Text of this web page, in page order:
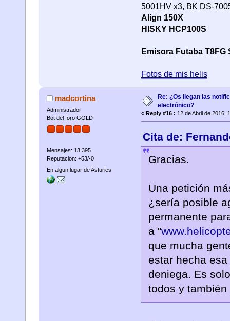
5001HV x3, BK DS-
Align 150X
HISKY HCP100S
Emisora Futaba T8FG
Fotos de mis helis
madcortina
Administrador
Bot del foro GOLD
Mensajes: 13.395
Reputacion: +53/-0
En algun lugar de Asturies
Re: ¿Os llegan las
electrónico?
« Reply #16 : 12 de Abril de 2016,
Cita de:
Gracias.
Una petición
¿sería posible
permanente
a "
que mucha
estar hecha
deniega. Es
todos y